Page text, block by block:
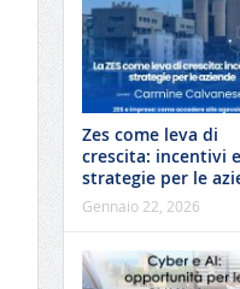
Zes come leva di
crescita: incentivi e
strategie per le
Gennaio 22, 2026